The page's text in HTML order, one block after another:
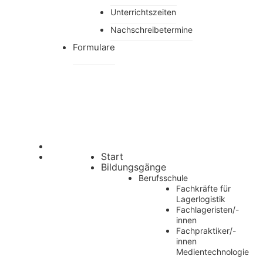
Unterrichtszeiten
Nachschreibetermine
Formulare
Start
Bildungsgänge
Berufsschule
Fachkräfte für
Lagerlogistik
Fachlageristen/-
innen
Fachpraktiker/-
innen
Medientechnologie